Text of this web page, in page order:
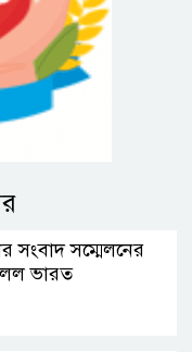
সংবাদ সম্মেলনের
ভারত